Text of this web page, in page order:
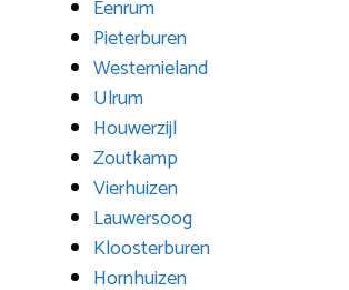
Eenrum
Pieterburen
Westernieland
Ulrum
Houwerzijl
Zoutkamp
Vierhuizen
Lauwersoog
Kloosterburen
Hornhuizen